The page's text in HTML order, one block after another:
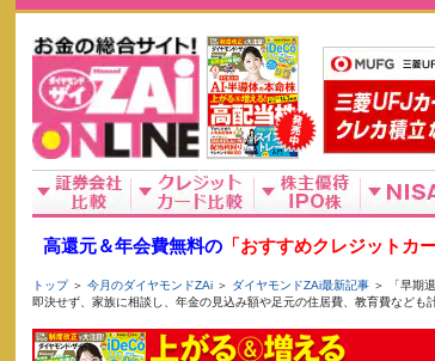
高還元＆年会費無料の 「おすすめクレジットカ
トップ＞ 今月のダイヤモンドZAi ＞ ダイヤモンドZAi最新記事 ＞ 「早期
即決せず、家族に相談し、年金の見込み額や足元の住居費、教育費なども